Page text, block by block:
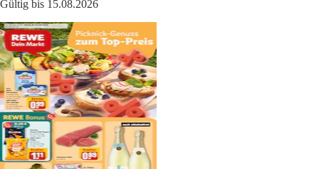
Gültig bis 15.08.2026